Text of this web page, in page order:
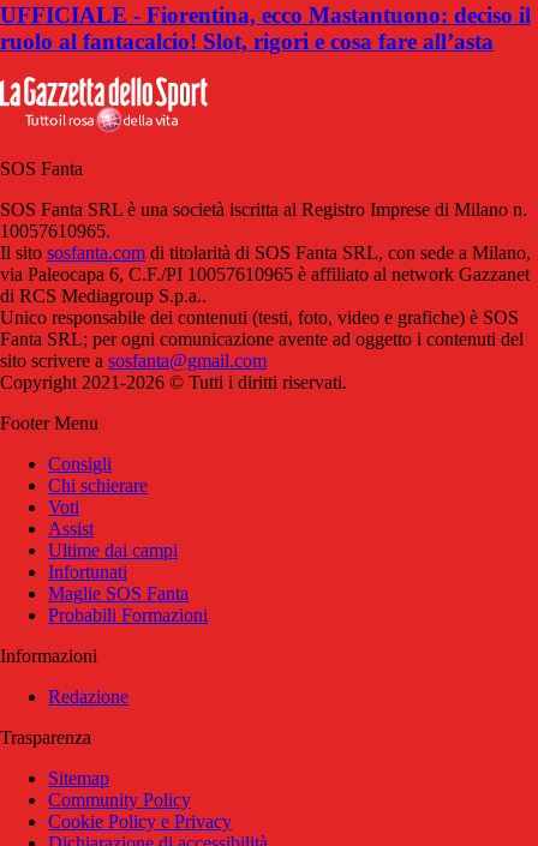
UFFICIALE - Fiorentina, ecco Mastantuono: deciso il
ruolo al fantacalcio! Slot, rigori e cosa fare all’asta
SOS Fanta
SOS Fanta SRL è una società iscritta al Registro Imprese di Milano n.
10057610965.
Il sito sosfanta.com di titolarità di SOS Fanta SRL, con sede a Milano,
via Paleocapa 6, C.F./PI 10057610965 è affiliato al network Gazzanet
di RCS Mediagroup S.p.a..
Unico responsabile dei contenuti (testi, foto, video e grafiche) è SOS
Fanta SRL; per ogni comunicazione avente ad oggetto i contenuti del
sito scrivere a sosfanta@gmail.com
Copyright 2021-2026 © Tutti i diritti riservati.
Footer Menu
Consigli
Chi schierare
Voti
Assist
Ultime dai campi
Infortunati
Maglie SOS Fanta
Probabili Formazioni
Informazioni
Redazione
Trasparenza
Sitemap
Community Policy
Cookie Policy e Privacy